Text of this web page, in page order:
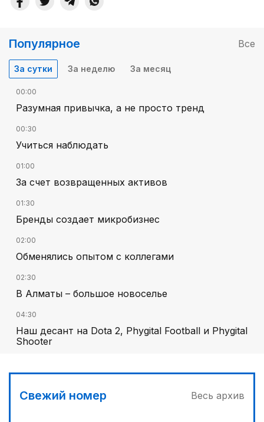
Популярное Все
За сутки За неделю За месяц
00:00
Разумная привычка, а не просто тренд
00:30
Учиться наблюдать
01:00
За счет возвращенных активов
01:30
Бренды создает микробизнес
02:00
Обменялись опытом с коллегами
02:30
В Алматы – большое новоселье
04:30
Наш десант на Dota 2, Phygital Football и Phygital
Shooter
Вычислен последний фигурант «титанового»
дела
Свежий номер Весь архив